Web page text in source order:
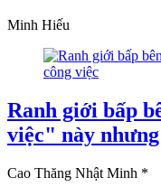
Minh Hiếu
Ranh giới bấp
việc" này
Cao Thăng Nhật Minh *